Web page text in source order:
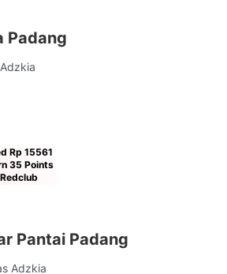
Padang
Rp 15561
35 Points
Pantai Padang
Adzkia